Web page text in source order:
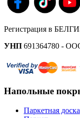
Регистрация в
УНП 691364780 -
Напольные
Паркетная доска